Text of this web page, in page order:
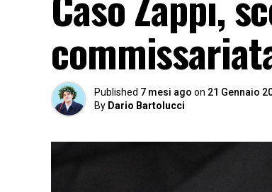
Published 7 mesi ago on 21 Gennaio
By Dario Bartolucci